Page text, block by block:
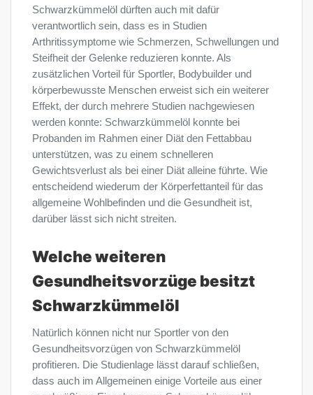
Schwarzkümmelöl dürften auch mit dafür
verantwortlich sein, dass es in Studien
Arthritissymptome wie Schmerzen, Schwellungen und
Steifheit der Gelenke reduzieren konnte. Als
zusätzlichen Vorteil für Sportler, Bodybuilder und
körperbewusste Menschen erweist sich ein weiterer
Effekt, der durch mehrere Studien nachgewiesen
werden konnte: Schwarzkümmelöl konnte bei
Probanden im Rahmen einer Diät den Fettabbau
unterstützen, was zu einem schnelleren
Gewichtsverlust als bei einer Diät alleine führte. Wie
entscheidend wiederum der Körperfettanteil für das
allgemeine Wohlbefinden und die Gesundheit ist,
darüber lässt sich nicht streiten.
Welche weiteren
Gesundheitsvorzüge besitzt
Schwarzkümmelöl
Natürlich können nicht nur Sportler von den
Gesundheitsvorzügen von Schwarzkümmelöl
profitieren. Die Studienlage lässt darauf schließen,
dass auch im Allgemeinen einige Vorteile aus einer